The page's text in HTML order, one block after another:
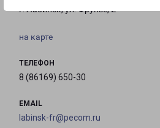
г. Лабинск, ул. Фрунзе, 2
на карте
ТЕЛЕФОН
8 (86169) 650-30
EMAIL
labinsk-fr@pecom.ru